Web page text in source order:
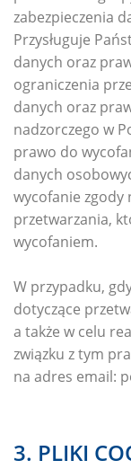
zabezpieczenia
Przysługuje
danych oraz
ograniczenia
danych oraz
nadzorczego w
prawo do
danych
wycofanie zgody
przetwarzania,
wycofaniem.
W przypadku,
dotyczące
a także w celu
związku z tym
na adres email:
3. PLIKI